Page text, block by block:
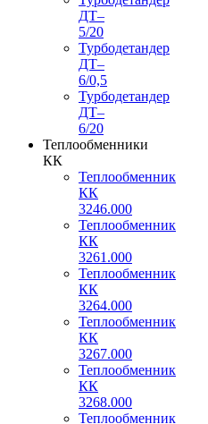
ДТ–
5/20
Турбодетандер
ДТ–
6/0,5
Турбодетандер
ДТ–
6/20
Теплообменники
КК
Теплообменник
КК
3246.000
Теплообменник
КК
3261.000
Теплообменник
КК
3264.000
Теплообменник
КК
3267.000
Теплообменник
КК
3268.000
Теплообменник